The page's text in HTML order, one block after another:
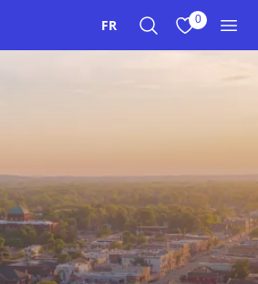
FR 0